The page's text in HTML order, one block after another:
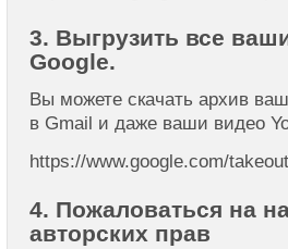
3. Выгрузить все
Google.
Вы можете скачать архив
в Gmail и даже ваши видео
https://www.google.com/takeout
4. Пожаловаться на
авторских прав